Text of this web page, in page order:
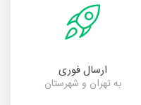
ارسال فوری
به تهران و شهرستان